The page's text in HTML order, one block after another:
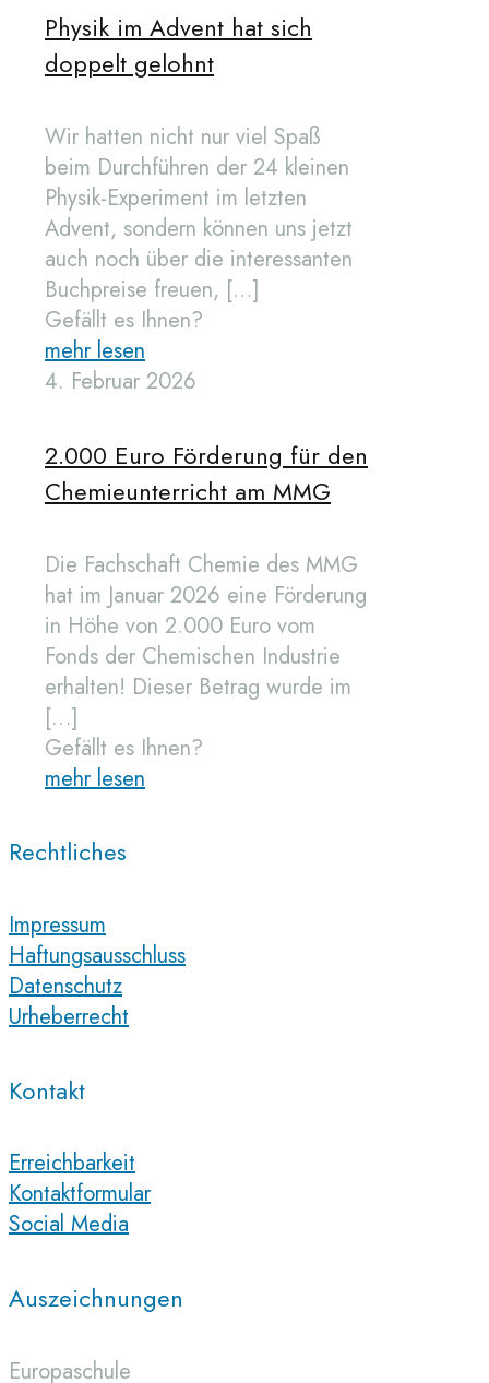
Physik im Advent hat sich
doppelt gelohnt
Wir hatten nicht nur viel Spaß
beim Durchführen der 24 kleinen
Physik-Experiment im letzten
Advent, sondern können uns jetzt
auch noch über die interessanten
Buchpreise freuen, […]
Gefällt es Ihnen?
mehr lesen
4. Februar 2026
2.000 Euro Förderung für den
Chemieunterricht am MMG
Die Fachschaft Chemie des MMG
hat im Januar 2026 eine Förderung
in Höhe von 2.000 Euro vom
Fonds der Chemischen Industrie
erhalten! Dieser Betrag wurde im
[…]
Gefällt es Ihnen?
mehr lesen
Rechtliches
Impressum
Haftungsausschluss
Datenschutz
Urheberrecht
Kontakt
Erreichbarkeit
Kontaktformular
Social Media
Auszeichnungen
Europaschule